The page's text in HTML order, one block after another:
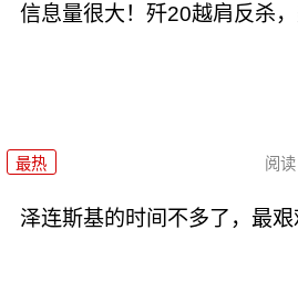
信息量很大！歼20越肩反杀
最热 阅读
泽连斯基的时间不多了，最